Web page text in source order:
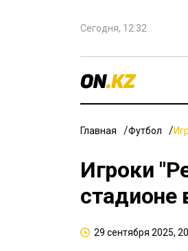
Сегодня, 12:32
Главная Футбол
Игроки
29 сентября 2025,